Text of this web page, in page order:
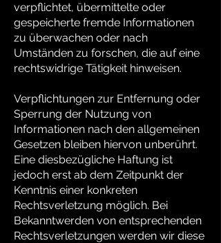
verpflichtet, übermittelte oder
gespeicherte fremde Informationen
zu überwachen oder nach
Umständen zu forschen, die auf eine
rechtswidrige Tätigkeit hinweisen.
Verpflichtungen zur Entfernung oder
Sperrung der Nutzung von
Informationen nach den allgemeinen
Gesetzen bleiben hiervon unberührt.
Eine diesbezügliche Haftung ist
jedoch erst ab dem Zeitpunkt der
Kenntnis einer konkreten
Rechtsverletzung möglich. Bei
Bekanntwerden von entsprechenden
Rechtsverletzungen werden wir diese